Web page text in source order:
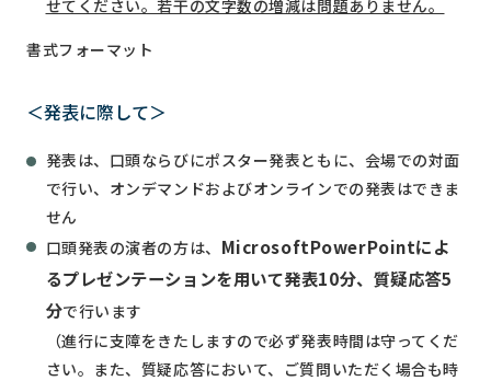
せてください。若干の文字数の増減は問題ありません。
書式フォーマット
＜発表に際して＞
発表は、口頭ならびにポスター発表ともに、会場での対面
で行い、オンデマンドおよびオンラインでの発表はできま
せん
口頭発表の演者の方は、 MicrosoftPowerPointによ
るプレゼンテーションを用いて発表10分、質疑応答5
分で行います
（進行に支障をきたしますので必ず発表時間は守ってくだ
さい。また、質疑応答において、ご質問いただく場合も時